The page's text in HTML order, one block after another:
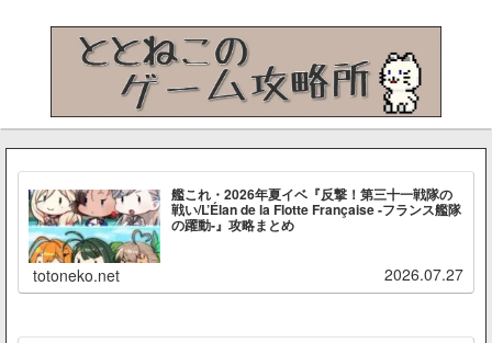
艦これ・2026年夏イベ『反撃！第三十一戦隊の
戦い/L’Élan de la Flotte Française -フランス艦隊
の躍動-』攻略まとめ
totoneko.net 2026.07.27